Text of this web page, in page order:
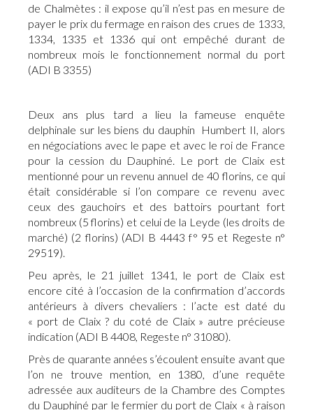
de Chalmètes : il expose qu’il n’est pas en mesure de
payer le prix du fermage en raison des crues de 1333,
1334, 1335 et 1336 qui ont empêché durant de
nombreux mois le fonctionnement normal du port
(ADI B 3355)
Deux ans plus tard a lieu la fameuse enquête
delphinale sur les biens du dauphin Humbert II, alors
en négociations avec le pape et avec le roi de France
pour la cession du Dauphiné. Le port de Claix est
mentionné pour un revenu annuel de 40 florins, ce qui
était considérable si l’on compare ce revenu avec
ceux des gauchoirs et des battoirs pourtant fort
nombreux (5 florins) et celui de la Leyde (les droits de
marché) (2 florins) (ADI B 4443 f° 95 et Regeste n°
29519).
Peu après, le 21 juillet 1341, le port de Claix est
encore cité à l’occasion de la confirmation d’accords
antérieurs à divers chevaliers : l’acte est daté du
« port de Claix ? du coté de Claix » autre précieuse
indication (ADI B 4408, Regeste n° 31080).
Près de quarante années s’écoulent ensuite avant que
l’on ne trouve mention, en 1380, d’une requête
adressée aux auditeurs de la Chambre des Comptes
du Dauphiné par le fermier du port de Claix « à raison